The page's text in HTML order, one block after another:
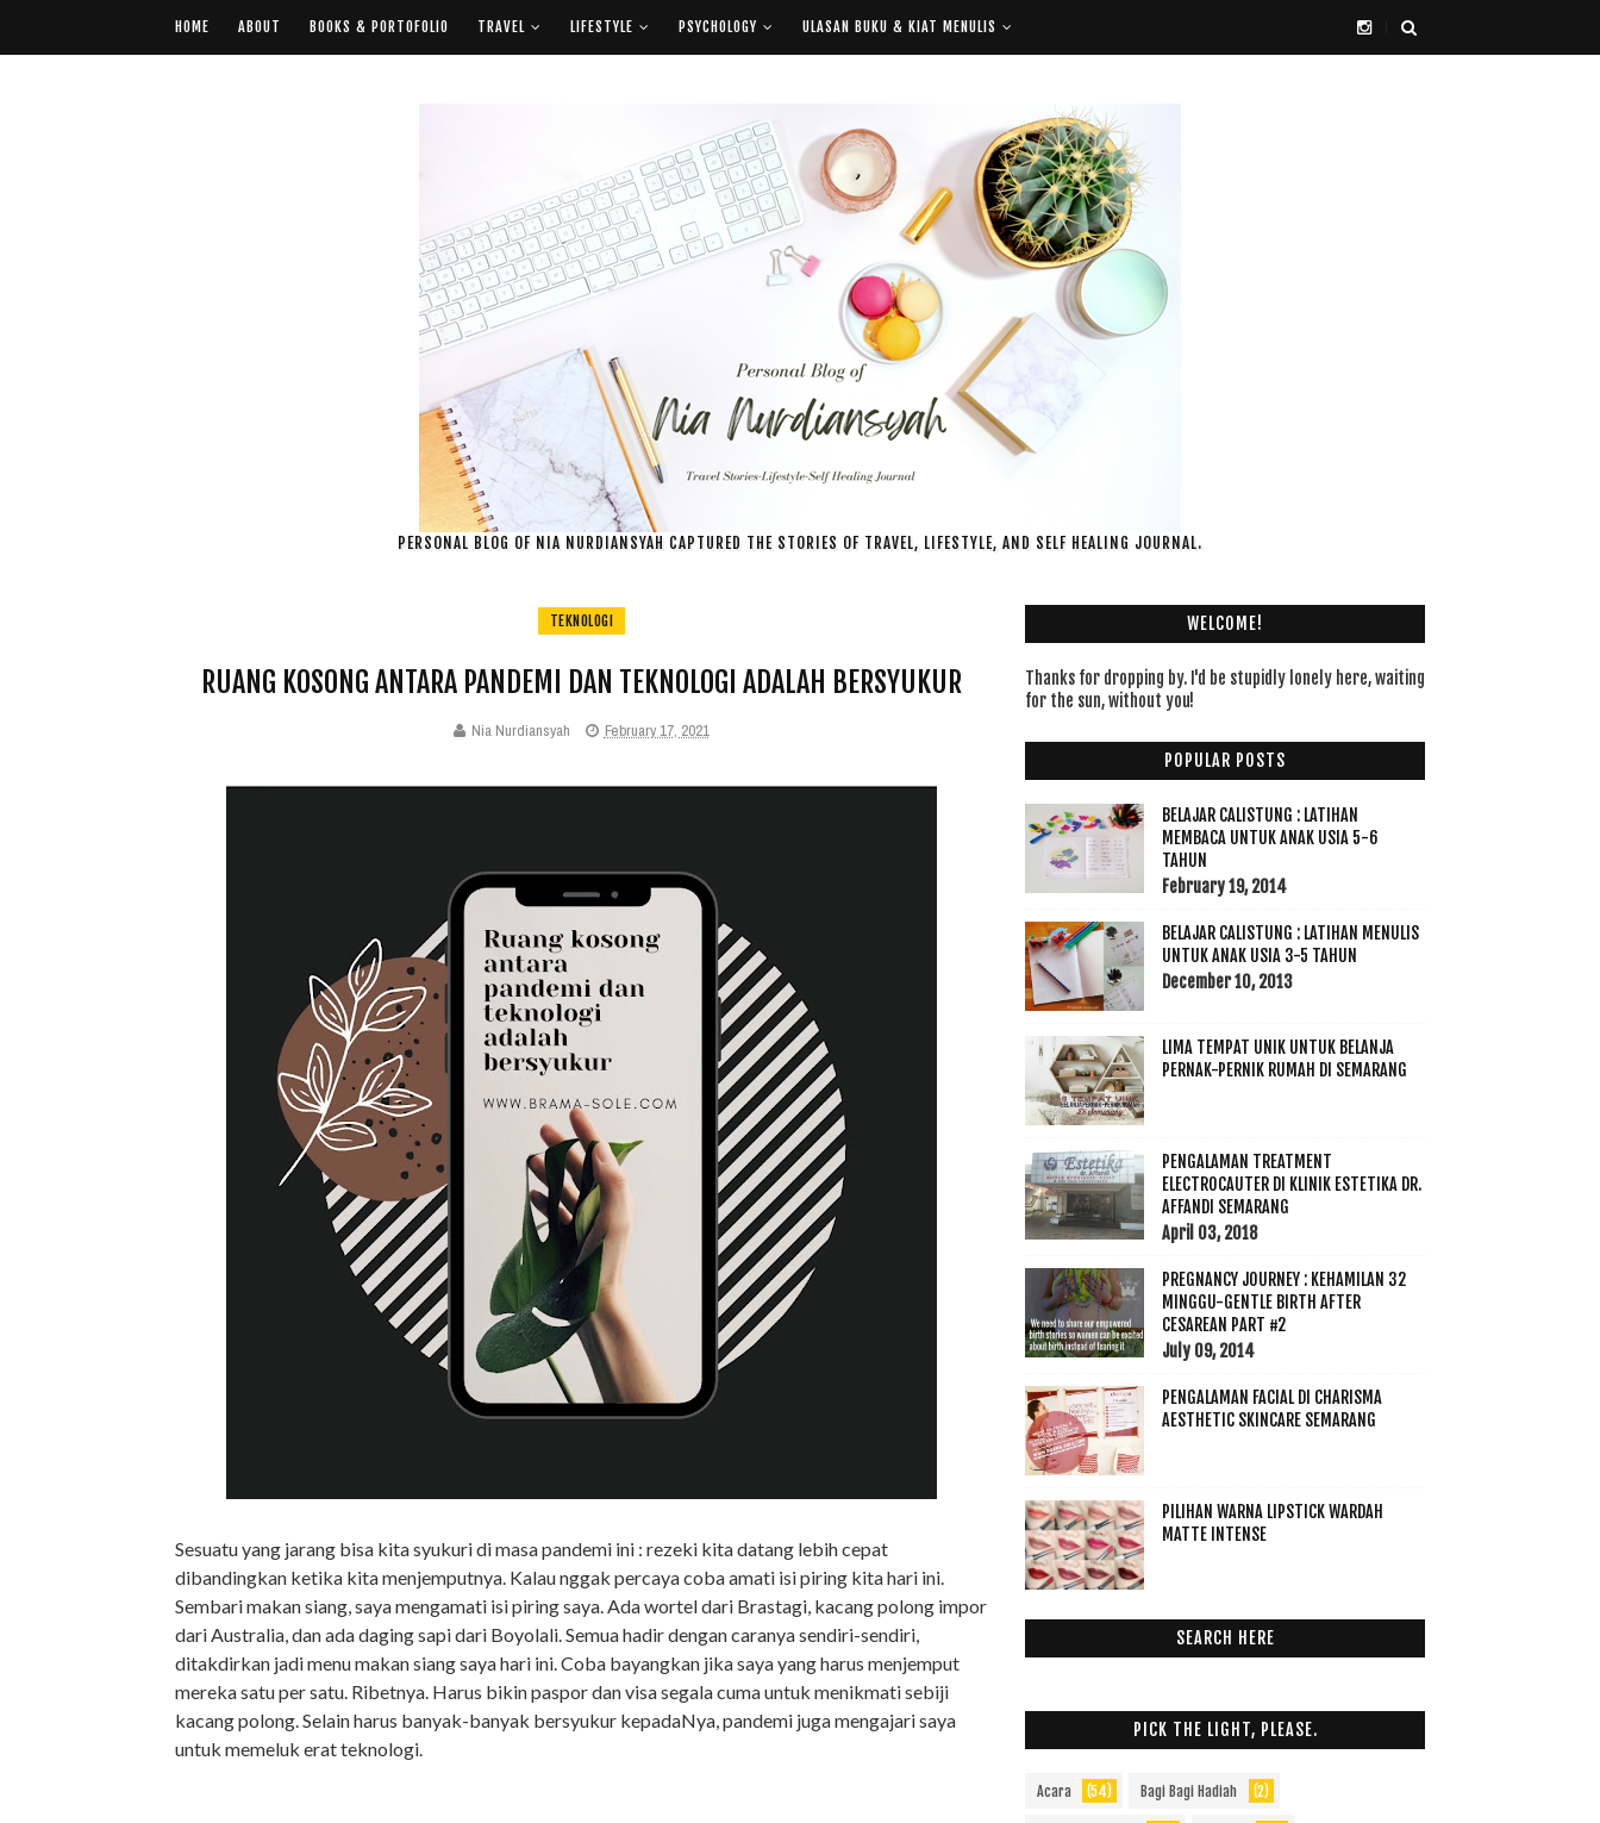
HOME ABOUT BOOKS & PORTOFOLIO TRAVEL LIFESTYLE PSYCHOLOGY ULASAN BUKU & KIAT MENULIS
PERSONAL BLOG OF NIA NURDIANSYAH CAPTURED THE STORIES OF TRAVEL, LIFESTYLE, AND SELF HEALING JOURNAL.
TEKNOLOGI
RUANG KOSONG ANTARA PANDEMI DAN TEKNOLOGI ADALAH BERSYUKUR
Nia Nurdiansyah February 17, 2021
Sesuatu yang jarang bisa kita syukuri di masa pandemi ini : rezeki kita datang lebih cepat
dibandingkan ketika kita menjemputnya. Kalau nggak percaya coba amati isi piring kita hari ini.
Sembari makan siang, saya mengamati isi piring saya. Ada wortel dari Brastagi, kacang polong impor
dari Australia, dan ada daging sapi dari Boyolali. Semua hadir dengan caranya sendiri-sendiri,
ditakdirkan jadi menu makan siang saya hari ini. Coba bayangkan jika saya yang harus menjemput
mereka satu per satu. Ribetnya. Harus bikin paspor dan visa segala cuma untuk menikmati sebiji
kacang polong. Selain harus banyak-banyak bersyukur kepadaNya, pandemi juga mengajari saya
untuk memeluk erat teknologi.
WELCOME!
Thanks for dropping by. I'd be stupidly lonely here, waiting
for the sun, without you!
POPULAR POSTS
BELAJAR CALISTUNG : LATIHAN
MEMBACA UNTUK ANAK USIA 5-6
TAHUN
February 19, 2014
BELAJAR CALISTUNG : LATIHAN MENULIS
UNTUK ANAK USIA 3-5 TAHUN
December 10, 2013
LIMA TEMPAT UNIK UNTUK BELANJA
PERNAK-PERNIK RUMAH DI SEMARANG
PENGALAMAN TREATMENT
ELECTROCAUTER DI KLINIK ESTETIKA DR.
AFFANDI SEMARANG
April 03, 2018
PREGNANCY JOURNEY : KEHAMILAN 32
MINGGU-GENTLE BIRTH AFTER
CESAREAN PART #2
July 09, 2014
PENGALAMAN FACIAL DI CHARISMA
AESTHETIC SKINCARE SEMARANG
PILIHAN WARNA LIPSTICK WARDAH
MATTE INTENSE
SEARCH HERE
PICK THE LIGHT, PLEASE.
Acara (54) Bagi Bagi Hadiah (2)